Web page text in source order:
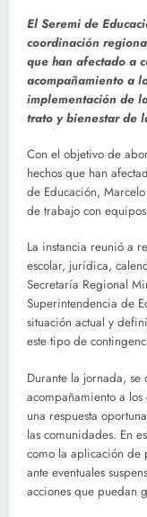
El Seremi de
coordinación
que han afectado a
acompañamiento a
implementación de
trato y bienestar de
Con el objetivo de
hechos que han
de Educación,
de trabajo con
La instancia reunió a
escolar, jurídica,
Secretaría Regional
Superintendencia de
situación actual y
este tipo de
Durante la jornada,
acompañamiento a
una respuesta
las comunidades. En
como la aplicación de
ante eventuales
acciones que puedan